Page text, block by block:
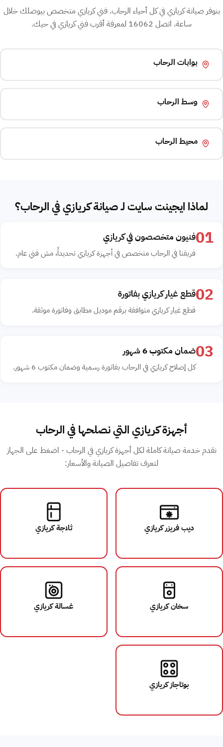
بنوفر صيانة كريازي في كل أحياء الرحاب. فني كريازي متخصص بيوصلك خلال
ساعة. اتصل 16062 لمعرفة أقرب فني كريازي في حيك.
بوابات الرحاب
وسط الرحاب
محيط الرحاب
لماذا ايجينت سايت لـ صيانة كريازي في الرحاب؟
01فنيون متخصصون في كريازي
فريقنا في الرحاب متخصص في أجهزة كريازي تحديداً، مش فني عام.
02قطع غيار كريازي بفاتورة
قطع غيار كريازي متوافقة برقم موديل مطابق وفاتورة موثقة.
03ضمان مكتوب 6 شهور
كل إصلاح كريازي في الرحاب بفاتورة رسمية وضمان مكتوب 6 شهور.
أجهزة كريازي التي نصلحها في الرحاب
نقدم خدمة صيانة كاملة لكل أجهزة كريازي في الرحاب - اضغط على الجهاز
لتعرف تفاصيل الصيانة والأسعار:
ديب فريزر كريازي ثلاجة كريازي
سخان كريازي غسالة كريازي
بوتاجاز كريازي